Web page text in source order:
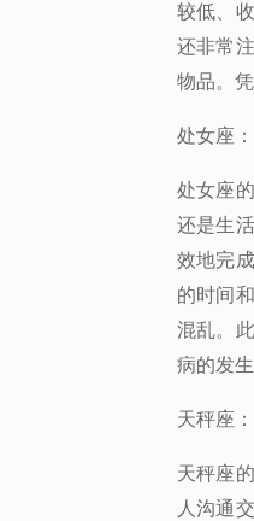
较低、
还非常
物品。
处女座
处女座
还是生
效地完
的时间
混乱。
病的发
天秤座
天秤座
人沟通